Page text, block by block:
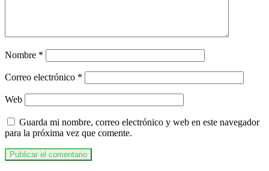
Nombre *
Correo electrónico *
Web
Guarda mi nombre, correo electrónico y web en este navegador
para la próxima vez que comente.